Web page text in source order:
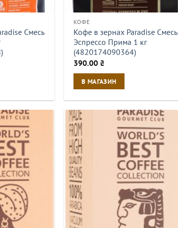
Смесь
КОФЕ
Кофе в зернах Paradise Смесь
Эспрессо Прима 1 кг
(4820174090364)
390.00 ₴
В МАГАЗИН